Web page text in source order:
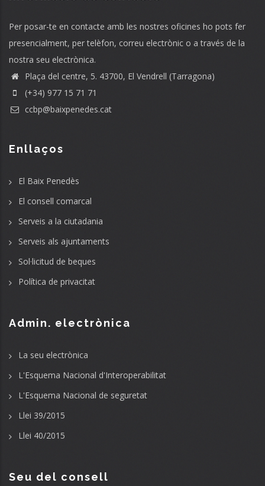
Per posar-te en contacte amb les nostres oficines ho pots fer
presencialment, per telèfon, correu electrònic o a través de la
nostra seu electrònica.
Plaça del centre, 5. 43700, El Vendrell (Tarragona)
(+34) 977 15 71 71
ccbp@baixpenedes.cat
Enllaços
El Baix Penedès
El consell comarcal
Serveis a la ciutadania
Serveis als ajuntaments
Sol·licitud de beques
Política de privacitat
Admin. electrònica
La seu electrònica
L'Esquema Nacional d'Interoperabilitat
L'Esquema Nacional de seguretat
Llei 39/2015
Llei 40/2015
Seu del consell